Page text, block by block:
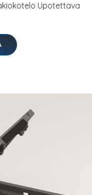
Upotettava